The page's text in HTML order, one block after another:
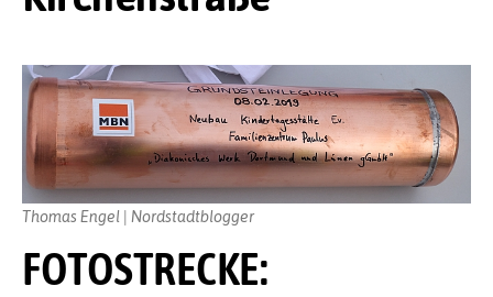
FOTOSTRECKE:
Thomas Engel | Nordstadtblogger